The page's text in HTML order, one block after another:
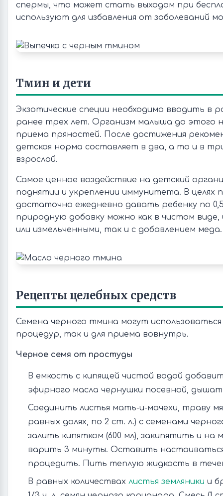
спермы, что может стать выходом при
используют для избавления от заболеваний
Тмин и дети
Экзотические специи необходимо вводить в
ранее трех лет. Организм малыша до этого
приема пряностей. После достижения
детская норма составляет в два, а то и в
взрослой.
Самое ценное воздействие на детский
поднятии и укреплении иммунитета. В целях
достаточно ежедневно давать ребенку по
природную добавку можно как в чистом виде,
или измельченными, так и с добавлением меда.
Рецепты целебных средств
Семена черного тмина могут использоваться
процедур, так и для приема вовнутрь.
Черное семя от простуды
В емкость с кипящей чистой водой
эфирного масла чернушки посевной,
Соединить листья мать-и-мачехи, траву
равных долях, по 2 ст. л.) с семенами
залить кипятком (600 мл), закипятить и на
варить 3 минуты. Оставить
процедить. Пить теплую жидкость в
В равных количествах листья земляники и